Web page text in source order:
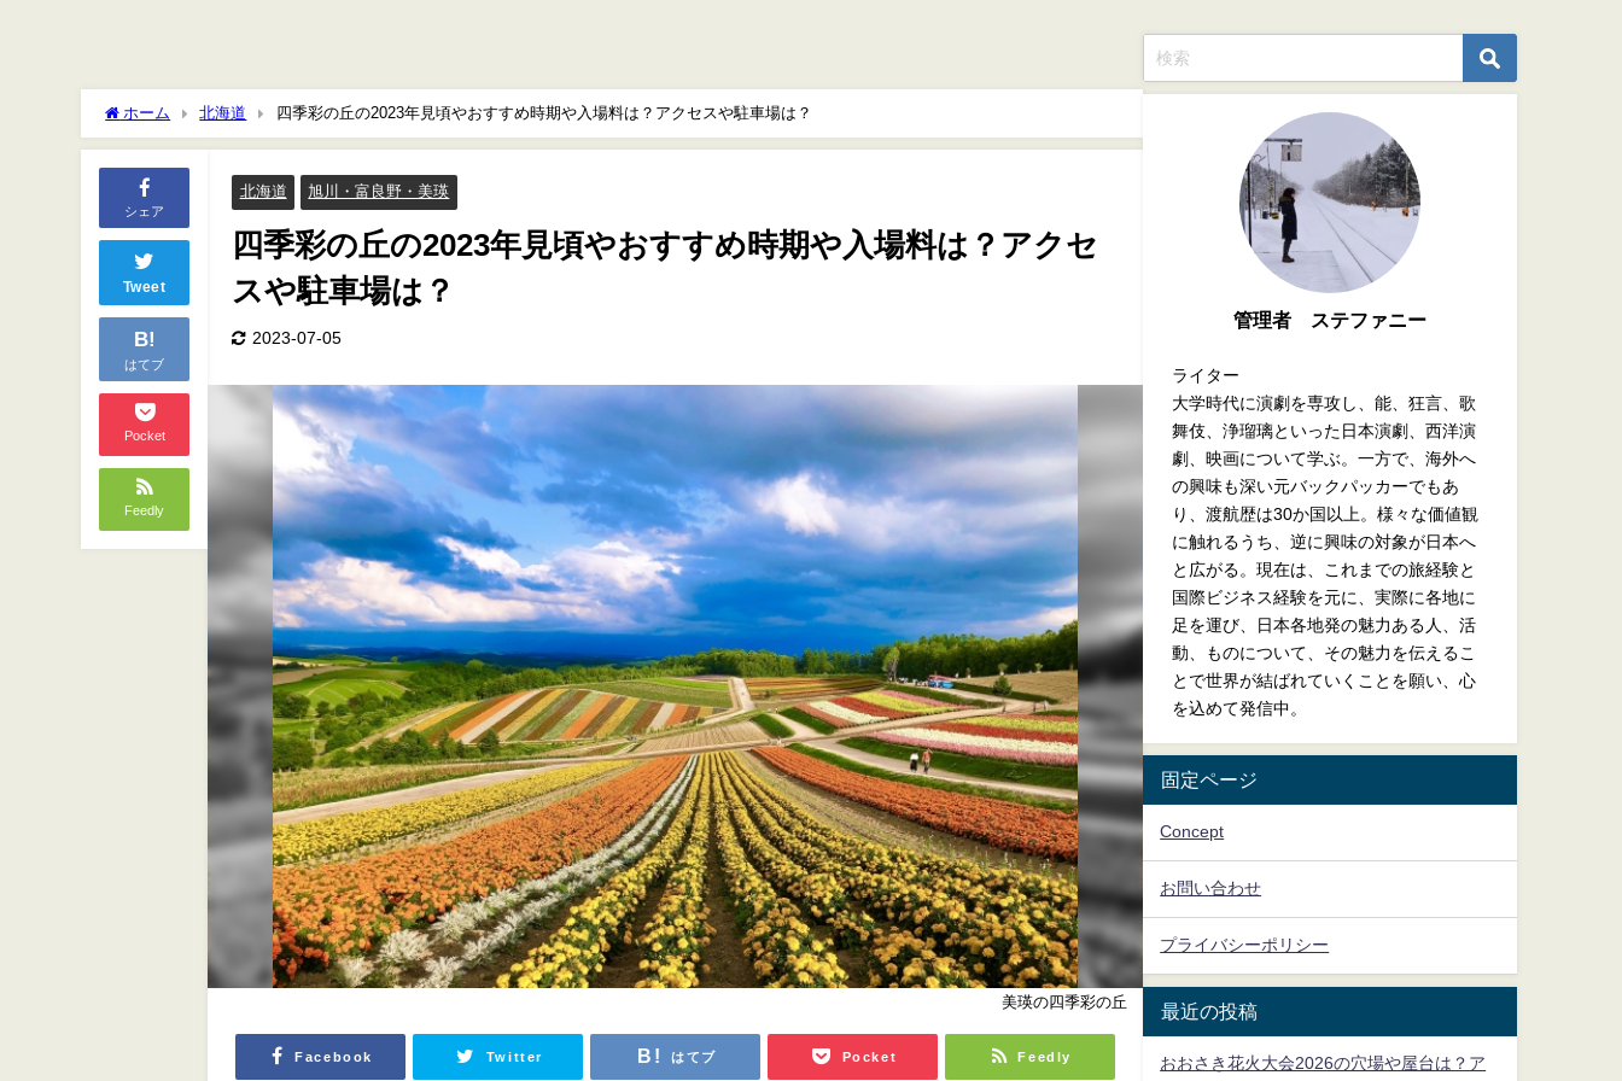
ホーム 北海道 四季彩の丘の2023年見頃やおすすめ時期や入場料は？アクセスや駐車場は？
シェア
Tweet
B!
はてブ
Pocket
Feedly
北海道 旭川・富良野・美瑛
四季彩の丘の2023年見頃やおすすめ時期や入場料は？アクセ
スや駐車場は？
2023-07-05
美瑛の四季彩の丘
Facebook Twitter はてブ Pocket Feedly
管理者 ステファニー
ライター
大学時代に演劇を専攻し、能、狂言、歌
舞伎、浄瑠璃といった日本演劇、西洋演
劇、映画について学ぶ。一方で、海外へ
の興味も深い元バックパッカーでもあ
り、渡航歴は30か国以上。様々な価値観
に触れるうち、逆に興味の対象が日本へ
と広がる。現在は、これまでの旅経験と
国際ビジネス経験を元に、実際に各地に
足を運び、日本各地発の魅力ある人、活
動、ものについて、その魅力を伝えるこ
とで世界が結ばれていくことを願い、心
を込めて発信中。
固定ページ
Concept
お問い合わせ
プライバシーポリシー
最近の投稿
おおさき花火大会2026の穴場や屋台は？ア